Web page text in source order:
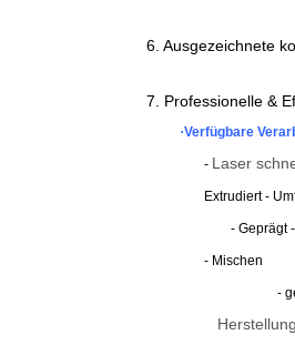
6. Ausgezeichnete
7. Professionelle &
·Verfügbare
- Laser
Extrudiert -
- Geprägt -
- Mischen
-
Herstellung